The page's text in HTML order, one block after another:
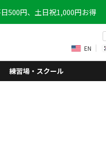
500円、土日祝1,000円お得
EN
練習場・スクール